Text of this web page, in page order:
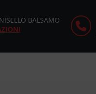
BALSAMO